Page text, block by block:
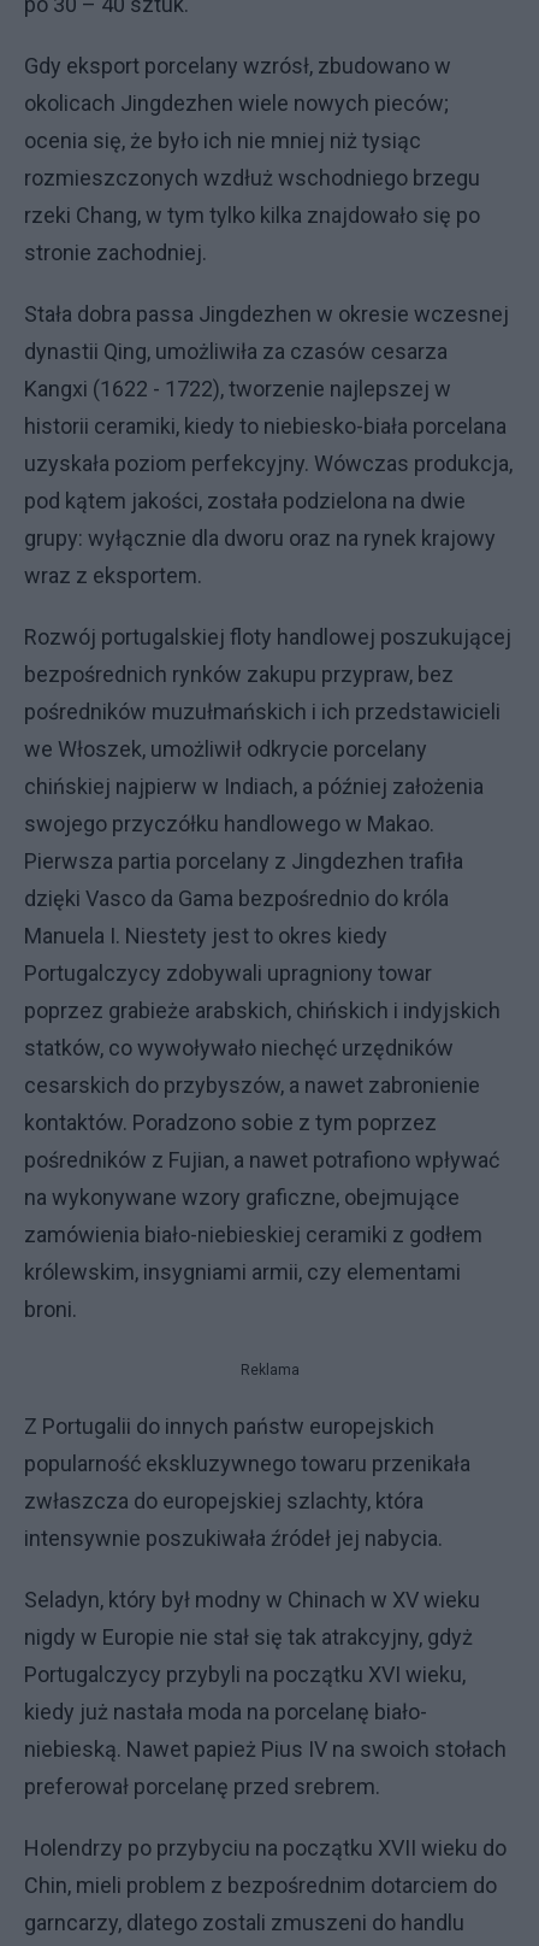
Gdy eksport porcelany wzrósł, zbudowano w
okolicach Jingdezhen wiele nowych pieców;
ocenia się, że było ich nie mniej niż tysiąc
rozmieszczonych wzdłuż wschodniego brzegu
rzeki Chang, w tym tylko kilka znajdowało się po
stronie zachodniej.
Stała dobra passa Jingdezhen w okresie wczesnej
dynastii Qing, umożliwiła za czasów cesarza
Kangxi (1622 - 1722), tworzenie najlepszej w
historii ceramiki, kiedy to niebiesko-biała porcelana
uzyskała poziom perfekcyjny. Wówczas produkcja,
pod kątem jakości, została podzielona na dwie
grupy: wyłącznie dla dworu oraz na rynek krajowy
wraz z eksportem.
Rozwój portugalskiej floty handlowej poszukującej
bezpośrednich rynków zakupu przypraw, bez
pośredników muzułmańskich i ich przedstawicieli
we Włoszek, umożliwił odkrycie porcelany
chińskiej najpierw w Indiach, a później założenia
swojego przyczółku handlowego w Makao.
Pierwsza partia porcelany z Jingdezhen trafiła
dzięki Vasco da Gama bezpośrednio do króla
Manuela I. Niestety jest to okres kiedy
Portugalczycy zdobywali upragniony towar
poprzez grabieże arabskich, chińskich i indyjskich
statków, co wywoływało niechęć urzędników
cesarskich do przybyszów, a nawet zabronienie
kontaktów. Poradzono sobie z tym poprzez
pośredników z Fujian, a nawet potrafiono wpływać
na wykonywane wzory graficzne, obejmujące
zamówienia biało-niebieskiej ceramiki z godłem
królewskim, insygniami armii, czy elementami
broni.
Reklama
Z Portugalii do innych państw europejskich
popularność ekskluzywnego towaru przenikała
zwłaszcza do europejskiej szlachty, która
intensywnie poszukiwała źródeł jej nabycia.
Seladyn, który był modny w Chinach w XV wieku
nigdy w Europie nie stał się tak atrakcyjny, gdyż
Portugalczycy przybyli na początku XVI wieku,
kiedy już nastała moda na porcelanę biało-
niebieską. Nawet papież Pius IV na swoich stołach
preferował porcelanę przed srebrem.
Holendrzy po przybyciu na początku XVII wieku do
Chin, mieli problem z bezpośrednim dotarciem do
garncarzy, dlatego zostali zmuszeni do handlu